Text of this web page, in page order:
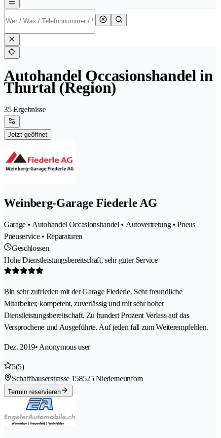
Autohandel Occasionshandel in
Thurtal (Region)
35 Ergebnisse
Jetzt geöffnet
Weinberg-Garage Fiederle AG
Garage • Autohandel Occasionshandel • Autovertretung • Pneus
Pneuservice • Reparaturen
Geschlossen
Hohe Dienstleistungsbereitschaft, sehr guter Service
Bin sehr zufrieden mit der Garage Fiederle. Sehr freundliche
Mitarbeiter, kompetent, zuverlässig und mit sehr hoher
Dienstleistungsbereitschaft. Zu hundert Prozent Verlass auf das
Versprochene und Ausgeführte. Auf jeden fall zum Weiterempfehlen.
Dez. 2019• Anonymous user
5(5)
Schaffhauserstrasse 158525 Niederneunforn
Termin reservieren